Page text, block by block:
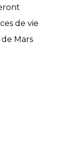
de vie
Mars